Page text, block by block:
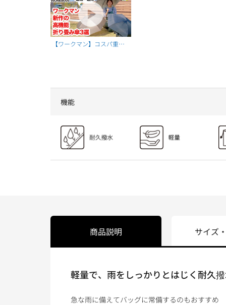
【ワークマン】コスパ重
機能
商品説明
軽量で、雨をしっかりとはじく耐久
急な雨に備えてバッグに常備するのもおすすめ
サイズ